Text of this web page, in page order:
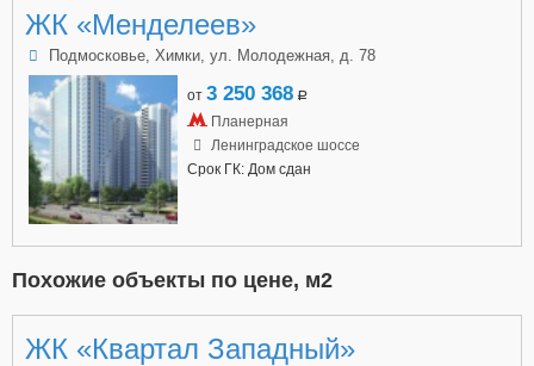
ЖК «Менделеев»
Подмосковье, Химки, ул. Молодежная, д. 78
от 3 250 368 a
Планерная
Ленинградское шоссе
Срок ГК: Дом сдан
Похожие объекты по цене, м2
ЖК «Квартал Западный»